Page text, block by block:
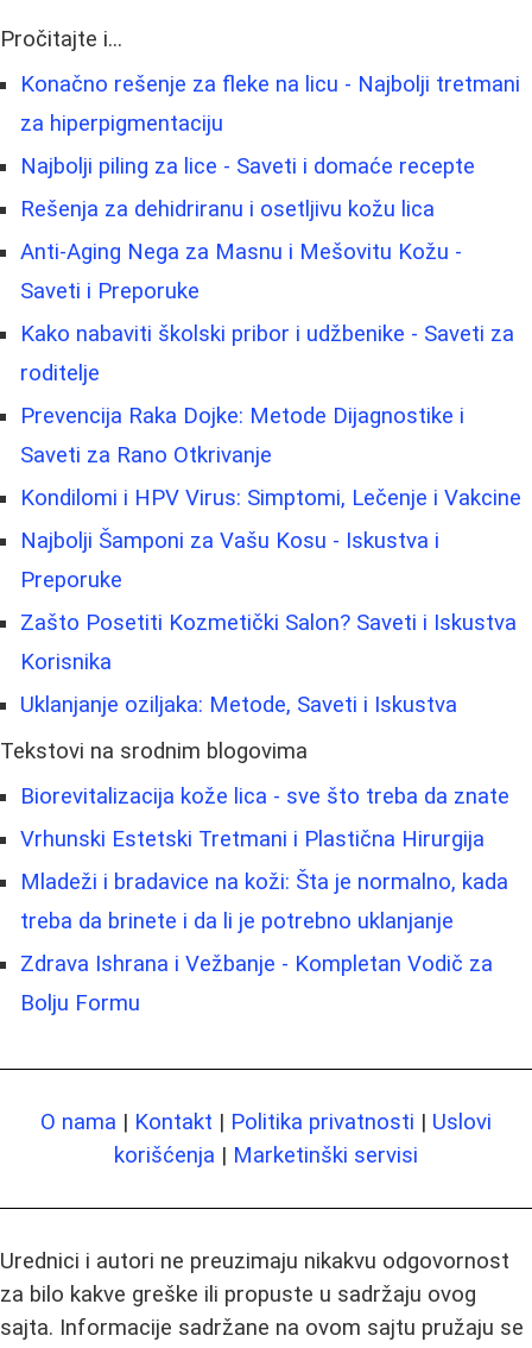
Pročitajte i...
Konačno rešenje za fleke na licu - Najbolji tretmani
za hiperpigmentaciju
Najbolji piling za lice - Saveti i domaće recepte
Rešenja za dehidriranu i osetljivu kožu lica
Anti-Aging Nega za Masnu i Mešovitu Kožu -
Saveti i Preporuke
Kako nabaviti školski pribor i udžbenike - Saveti za
roditelje
Prevencija Raka Dojke: Metode Dijagnostike i
Saveti za Rano Otkrivanje
Kondilomi i HPV Virus: Simptomi, Lečenje i Vakcine
Najbolji Šamponi za Vašu Kosu - Iskustva i
Preporuke
Zašto Posetiti Kozmetički Salon? Saveti i Iskustva
Korisnika
Uklanjanje oziljaka: Metode, Saveti i Iskustva
Tekstovi na srodnim blogovima
Biorevitalizacija kože lica - sve što treba da znate
Vrhunski Estetski Tretmani i Plastična Hirurgija
Mladeži i bradavice na koži: Šta je normalno, kada
treba da brinete i da li je potrebno uklanjanje
Zdrava Ishrana i Vežbanje - Kompletan Vodič za
Bolju Formu
O nama | Kontakt | Politika privatnosti | Uslovi
korišćenja | Marketinški servisi
Urednici i autori ne preuzimaju nikakvu odgovornost
za bilo kakve greške ili propuste u sadržaju ovog
sajta. Informacije sadržane na ovom sajtu pružaju se